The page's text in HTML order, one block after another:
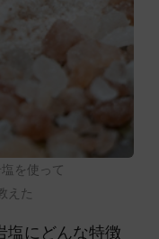
を使って
えた
塩にどんな特徴